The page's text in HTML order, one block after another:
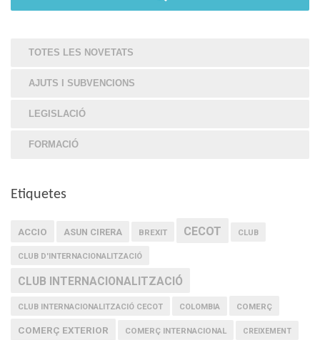
TOTES LES NOVETATS
AJUTS I SUBVENCIONS
LEGISLACIÓ
FORMACIÓ
Etiquetes
ACCIO ASUN CIRERA BREXIT CECOT CLUB
CLUB D'INTERNACIONALITZACIÓ
CLUB INTERNACIONALITZACIÓ
CLUB INTERNACIONALITZACIÓ CECOT COLOMBIA COMERÇ
COMERÇ EXTERIOR COMERÇ INTERNACIONAL CREIXEMENT